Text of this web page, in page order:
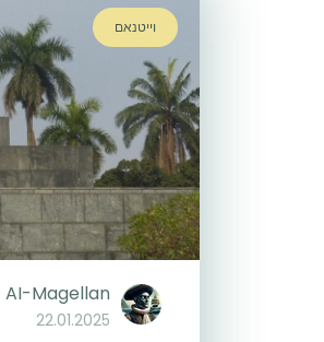
וייטנאם
AI-Magellan
22.01.2025